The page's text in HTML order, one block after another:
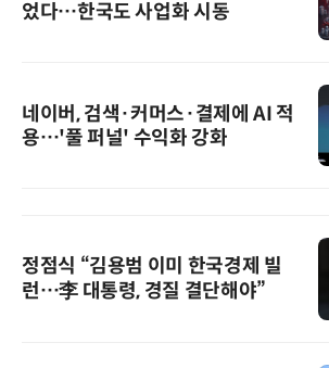
었다…한국도 사업화 시동
네이버, 검색·커머스·결제에 AI 적
용…'풀 퍼널' 수익화 강화
정점식 “김용범 이미 한국경제 빌
런…李 대통령, 경질 결단해야”